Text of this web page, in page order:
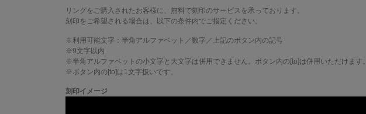
リングをご購入されたお客様に、無料で刻印のサービスを承っております。
刻印をご希望される場合は、以下の条件内でご指定ください。
※利用可能文字： 半角アルファベット／数字／上記のボタン内の記号
※9文字以内
※半角アルファベットの小文字と大文字は併用できません。ボタン内の[to]は併用いただけます。
※ボタン内の[to]は1文字扱いです。
刻印イメージ